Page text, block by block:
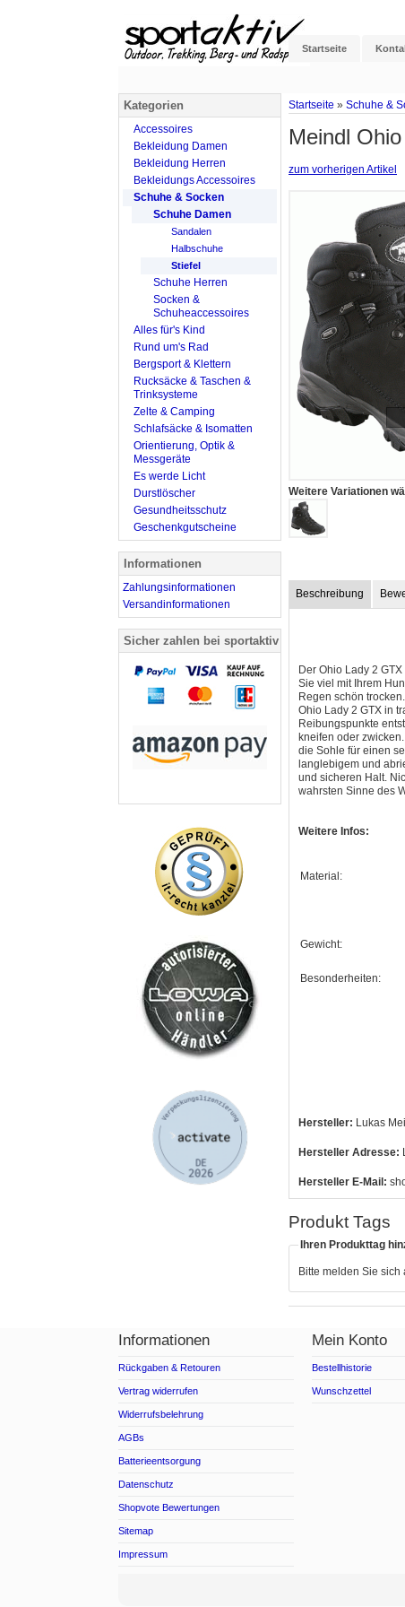
Startseite
Startseite » Schuhe &
Meindl
zum vorherigen Artikel
Weitere Variationen
Beschreibung
Der Ohio Lady 2
Sie viel mit Ihrem
Regen schön
Ohio Lady 2 GTX in
Reibungspunkte
kneifen oder
die Sohle für einen
langlebigem und
und sicheren Halt.
wahrsten Sinne des
Weitere Infos:
Material:
Gewicht:
Besonderheiten:
Hersteller: Lukas
Hersteller Adresse:
Hersteller E-Mail:
Produkt Tags
Ihren Produkttag
Bitte melden Sie
Kategorien
Accessoires
Bekleidung Damen
Bekleidung Herren
Bekleidungs Accessoires
Schuhe & Socken
Schuhe Damen
Sandalen
Halbschuhe
Stiefel
Schuhe Herren
Socken &
Schuheaccessoires
Alles für's Kind
Rund um's Rad
Bergsport & Klettern
Rucksäcke & Taschen &
Trinksysteme
Zelte & Camping
Schlafsäcke & Isomatten
Orientierung, Optik &
Messgeräte
Es werde Licht
Durstlöscher
Gesundheitsschutz
Geschenkgutscheine
Informationen
Zahlungsinformationen
Versandinformationen
Sicher zahlen bei sportaktiv
Informationen
Rückgaben & Retouren
Vertrag widerrufen
Widerrufsbelehrung
AGBs
Batterieentsorgung
Datenschutz
Shopvote Bewertungen
Sitemap
Impressum
Mein Konto
Bestellhistorie
Wunschzettel